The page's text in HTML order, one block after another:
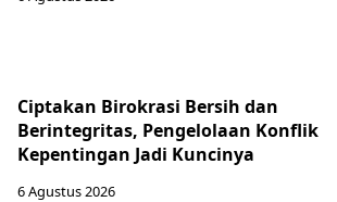
Ciptakan Birokrasi Bersih dan
Berintegritas, Pengelolaan Konflik
Kepentingan Jadi Kuncinya
6 Agustus 2026